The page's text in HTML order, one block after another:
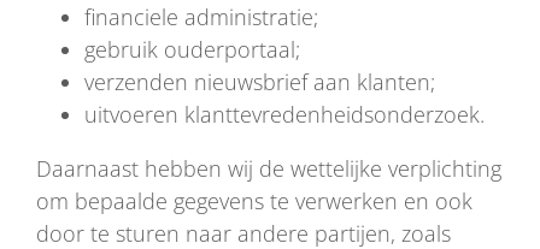
financiele administratie;
gebruik ouderportaal;
verzenden nieuwsbrief aan klanten;
uitvoeren klanttevredenheidsonderzoek.
Daarnaast hebben wij de wettelijke verplichting
om bepaalde gegevens te verwerken en ook
door te sturen naar andere partijen, zoals